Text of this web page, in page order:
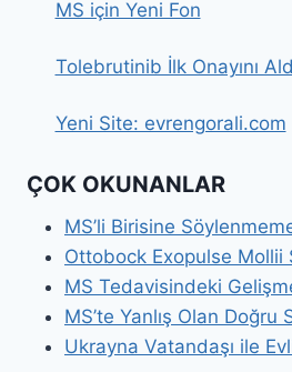
MS için Yeni Fon
Tolebrutinib İlk Onayını
Yeni Site: evrengorali.com
ÇOK OKUNANLAR
MS’li Birisine
Ottobock Exopulse Mollii
MS Tedavisindeki
MS’te Yanlış Olan Doğru
Ukrayna Vatandaşı ile